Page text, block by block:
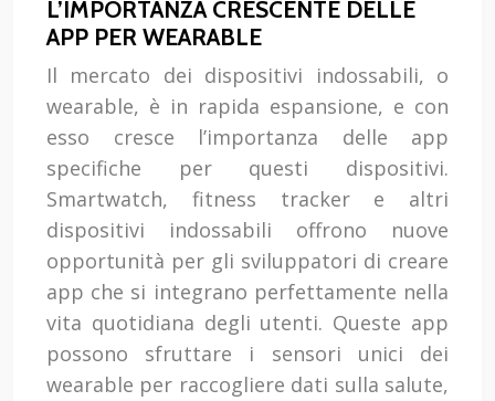
L’IMPORTANZA CRESCENTE DELLE
APP PER WEARABLE
Il mercato dei dispositivi indossabili, o
wearable, è in rapida espansione, e con
esso cresce l’importanza delle app
specifiche per questi dispositivi.
Smartwatch, fitness tracker e altri
dispositivi indossabili offrono nuove
opportunità per gli sviluppatori di creare
app che si integrano perfettamente nella
vita quotidiana degli utenti. Queste app
possono sfruttare i sensori unici dei
wearable per raccogliere dati sulla salute,